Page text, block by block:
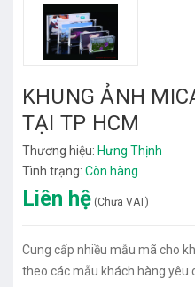
KHUNG ẢNH
TẠI TP HCM
Thương hiệu: Hưng Thịnh
Tình trạng: Còn hàng
Liên hệ (Chưa VAT)
Cung cấp nhiều mẫu mã cho
theo các mẫu khách hàng yêu